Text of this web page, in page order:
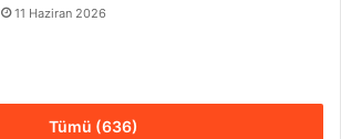
11 Haziran 2026
Tümü (636)